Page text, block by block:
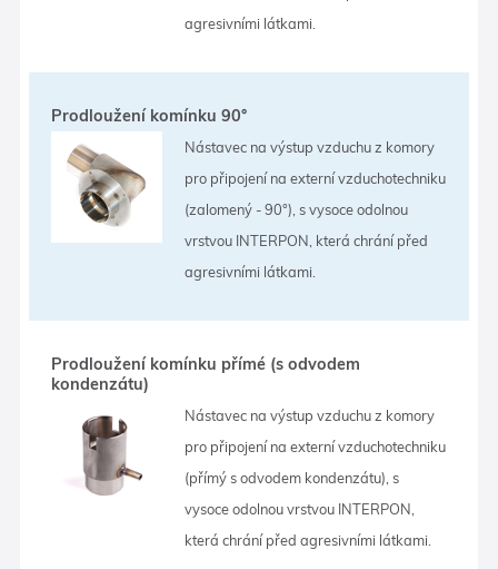
agresivními látkami.
Prodloužení komínku 90°
Nástavec na výstup vzduchu z komory
pro připojení na externí vzduchotechniku
(zalomený - 90°), s vysoce odolnou
vrstvou INTERPON, která chrání před
agresivními látkami.
Prodloužení komínku přímé (s odvodem
kondenzátu)
Nástavec na výstup vzduchu z komory
pro připojení na externí vzduchotechniku
(přímý s odvodem kondenzátu), s
vysoce odolnou vrstvou INTERPON,
která chrání před agresivními látkami.